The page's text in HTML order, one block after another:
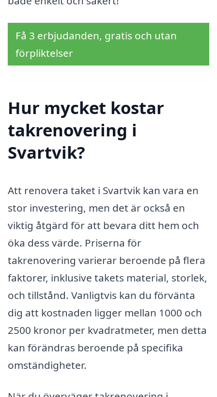
Få 3 erbjudanden, gratis och utan
förpliktelser
Hur mycket kostar
takrenovering i
Svartvik?
Att renovera taket i Svartvik kan vara en
stor investering, men det är också en
viktig åtgärd för att bevara ditt hem och
öka dess värde. Priserna för
takrenovering varierar beroende på flera
faktorer, inklusive takets material, storlek,
och tillstånd. Vanligtvis kan du förvänta
dig att kostnaden ligger mellan 1000 och
2500 kronor per kvadratmeter, men detta
kan förändras beroende på specifika
omständigheter.